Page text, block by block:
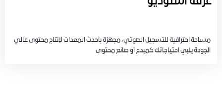
مساحة احترافية للتسجيل الصوتي، مجهزة بأحدث المعدات لإنتاج محتوى عالي
الجودة يلبي احتياجاتك كمبدع أو صانع محتوى